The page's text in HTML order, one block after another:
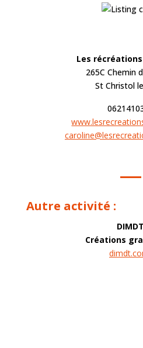
Les
265C Chemin
St Christol
Autre activité :
DIMDT
Créations